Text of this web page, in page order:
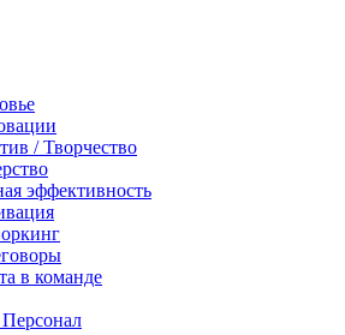
/ Творчество
эффективность
в команде